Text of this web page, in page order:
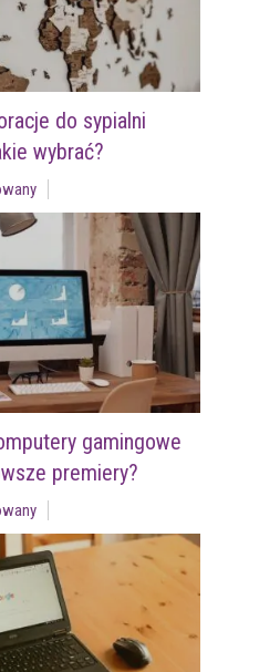
do sypialni
wybrać?
gamingowe
premiery?